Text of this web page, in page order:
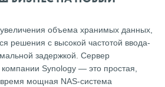
увеличения объема хранимых данных,
решения с высокой частотой ввода-
задержкой. Сервер
Synology — это простая,
мощная NAS-система